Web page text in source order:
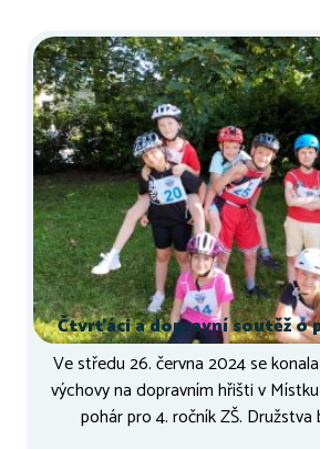
Čtvrťáci a dopravní soutěž o
Ve středu 26. června 2024 se
výchovy na dopravním hřišti v
pohár pro 4. ročník ZŠ. Družstva